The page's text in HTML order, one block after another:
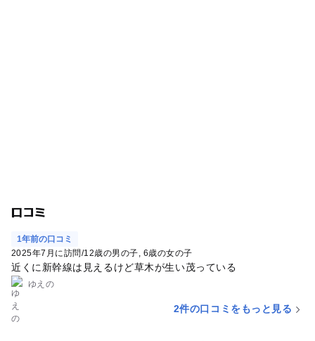
口コミ
1年前の口コミ
2025年7月に訪問/12歳の男の子 6歳の女の子
近くに新幹線は見えるけど草木が生い茂っている
ゆえの
2件の口コミをもっと見る